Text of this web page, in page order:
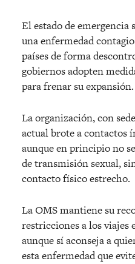
El estado de emergencia
una enfermedad
países de forma
gobiernos adopten
para frenar su expansión.
La organización, con
actual brote a contactos
aunque en principio no
de transmisión sexual,
contacto físico estrecho.
La OMS mantiene su
restricciones a los viajes
aunque sí aconseja a
esta enfermedad que